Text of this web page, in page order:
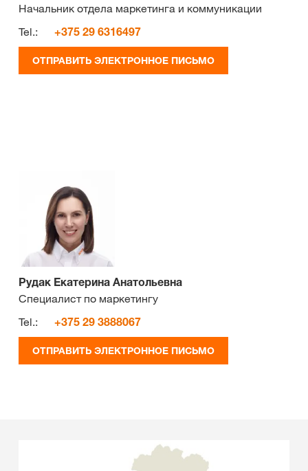
Начальник отдела маркетинга и коммуникации
Tel.:
+375 29 6316497
ОТПРАВИТЬ ЭЛЕКТРОННОЕ ПИСЬМО
Рудак Екатерина Анатольевна
Специалист по маркетингу
Tel.:
+375 29 3888067
ОТПРАВИТЬ ЭЛЕКТРОННОЕ ПИСЬМО